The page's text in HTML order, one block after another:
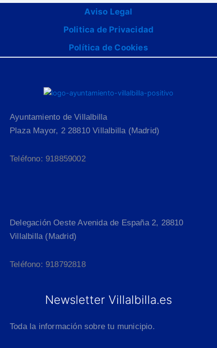
Aviso Legal
Politica de Privacidad
Política de Cookies
Ayuntamiento de Villalbilla
Plaza Mayor, 2 28810 Villalbilla (Madrid)
Teléfono: 918859002
Delegación Oeste Avenida de España 2, 28810
Villalbilla (Madrid)
Teléfono: 918792818
Newsletter Villalbilla.es
Toda la información sobre tu municipio.